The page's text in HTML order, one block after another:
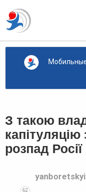
З такою
капітуляцію
розпад Росії
62
yanboretskyi